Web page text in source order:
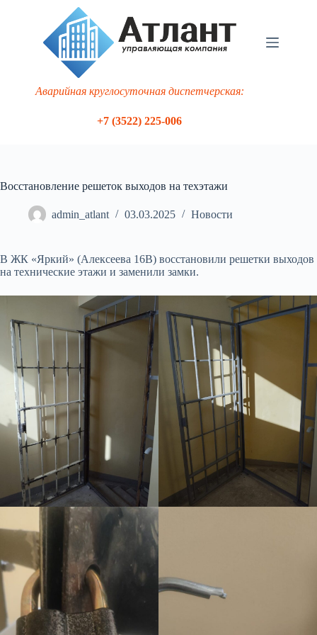
Аварийная круглосуточная диспетчерская:
+7 (3522) 225-006
Восстановление решеток выходов на техэтажи
admin_atlant 03.03.2025 Новости
В ЖК «Яркий» (Алексеева 16В) восстановили решетки выходов
на технические этажи и заменили замки.